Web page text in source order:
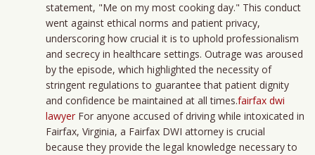
statement, "Me on my most cooking day." This conduct
went against ethical norms and patient privacy,
underscoring how crucial it is to uphold professionalism
and secrecy in healthcare settings. Outrage was aroused
by the episode, which highlighted the necessity of
stringent regulations to guarantee that patient dignity
and confidence be maintained at all times.fairfax dwi
lawyerFor anyone accused of driving while intoxicated in
Fairfax, Virginia, a Fairfax DWI attorney is crucial
because they provide the legal knowledge necessary to